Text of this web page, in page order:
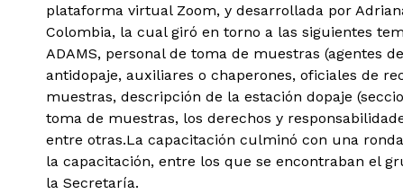
plataforma virtual Zoom, y desarrollada por
Colombia, la cual giró en torno a las siguientes
ADAMS, personal de toma de muestras (agentes
antidopaje, auxiliares o chaperones, oficiales de
muestras, descripción de la estación dopaje
toma de muestras, los derechos y
entre otras.La capacitación culminó con una
la capacitación, entre los que se encontraban el
la Secretaría.